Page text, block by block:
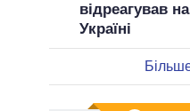
відреагував
Україні